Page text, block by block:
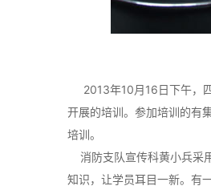
2013年10月16日下午，四
开展的培训。参加培训的有
培训。
消防支队宣传科黄小兵采
知识，让学员耳目一新。有